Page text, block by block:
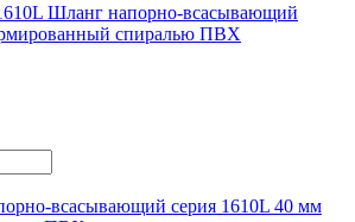
Шланг напорно-всасывающий
спиралью ПВХ